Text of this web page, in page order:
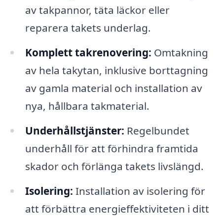
av takpannor, täta läckor eller
reparera takets underlag.
Komplett takrenovering: Omtakning
av hela takytan, inklusive borttagning
av gamla material och installation av
nya, hållbara takmaterial.
Underhållstjänster: Regelbundet
underhåll för att förhindra framtida
skador och förlänga takets livslängd.
Isolering: Installation av isolering för
att förbättra energieffektiviteten i ditt